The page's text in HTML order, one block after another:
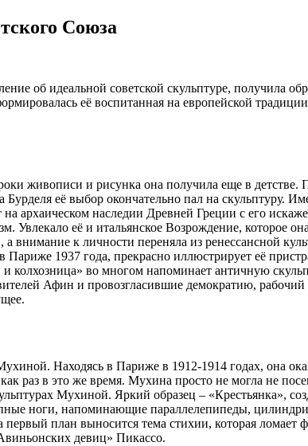
Союза
об идеальной советской скульптуре, получила
её воспитанная на европейской
живописи и рисунка она получила еще в детстве.
её выбор окончательно пал на скульптуру.
на архаическом наследии Древней Греции с его
её и итальянское Возрождение, которое
а внимание к личности переняла из ренессансной
1937 года, прекрасно иллюстрирует её
колхозница» во многом напоминает античную
Афин и провозгласившие демократию,
Находясь в Париже в 1912-1914 годах, она
в это же время. Мухина просто не могла не
Мухиной. Яркий образец – «Крестьянка»,
ноги, напоминающие параллелепипеды,
план выносится тема стихии, которая
девиц» Пикассо.